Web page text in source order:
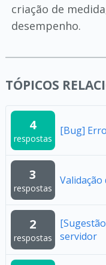
criação de
desempenho.
TÓPICOS
4
respostas
[Bug]
3
respostas
Validação
2
respostas
servidor